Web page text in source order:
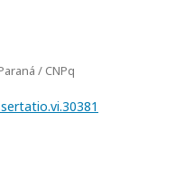
/ CNPq